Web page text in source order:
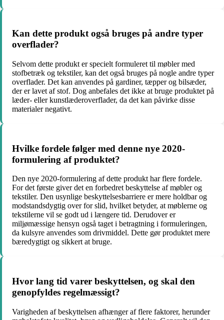
Kan dette produkt også bruges på andre typer
overflader?
Selvom dette produkt er specielt formuleret til møbler med
stofbetræk og tekstiler, kan det også bruges på nogle andre typer
overflader. Det kan anvendes på gardiner, tæpper og bilsæder,
der er lavet af stof. Dog anbefales det ikke at bruge produktet på
læder- eller kunstlæderoverflader, da det kan påvirke disse
materialer negativt.
Hvilke fordele følger med denne nye 2020-
formulering af produktet?
Den nye 2020-formulering af dette produkt har flere fordele.
For det første giver det en forbedret beskyttelse af møbler og
tekstiler. Den usynlige beskyttelsesbarriere er mere holdbar og
modstandsdygtig over for slid, hvilket betyder, at møblerne og
tekstilerne vil se godt ud i længere tid. Derudover er
miljømæssige hensyn også taget i betragtning i formuleringen,
da kulsyre anvendes som drivmiddel. Dette gør produktet mere
bæredygtigt og sikkert at bruge.
Hvor lang tid varer beskyttelsen, og skal den
genopfyldes regelmæssigt?
Varigheden af beskyttelsen afhænger af flere faktorer, herunder